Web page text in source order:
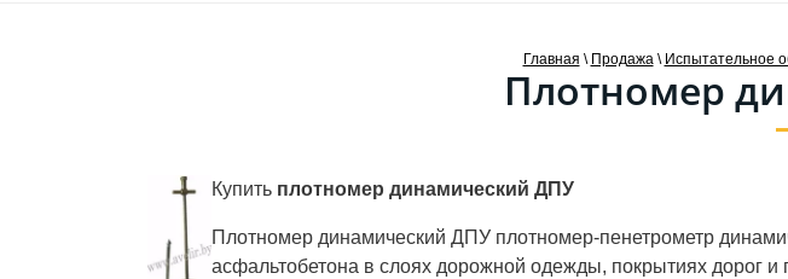
Главная \ Продажа\ Испытательное
Плотномер
Купить плотномер динамический ДПУ
Плотномер динамический ДПУ плотномер-пенетрометр
асфальтобетона в слоях дорожной одежды, покрытиях дорог